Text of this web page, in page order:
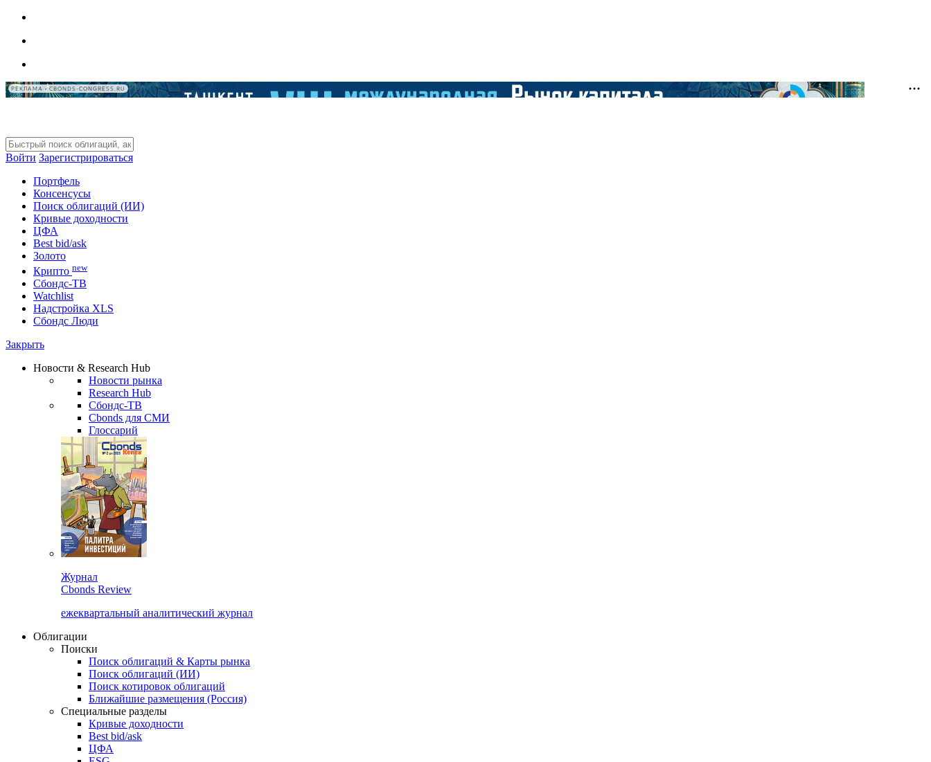
РЕКЛАМА • CBONDS-CONGRESS.RU
Войти Зарегистрироваться
Портфель
Консенсусы
Поиск облигаций (ИИ)
Кривые доходности
ЦФА
Best bid/ask
Золото
Крипто new
Сбондс-ТВ
Watchlist
Надстройка XLS
Сбондс Люди
Закрыть
Новости & Research Hub
Новости рынка
Research Hub
Сбондс-ТВ
Cbonds для СМИ
Глоссарий
Журнал
Cbonds Review
ежеквартальный аналитический журнал
Облигации
Поиски
Поиск облигаций & Карты рынка
Поиск облигаций (ИИ)
Поиск котировок облигаций
Ближайшие размещения (Россия)
Специальные разделы
Кривые доходности
Best bid/ask
ЦФА